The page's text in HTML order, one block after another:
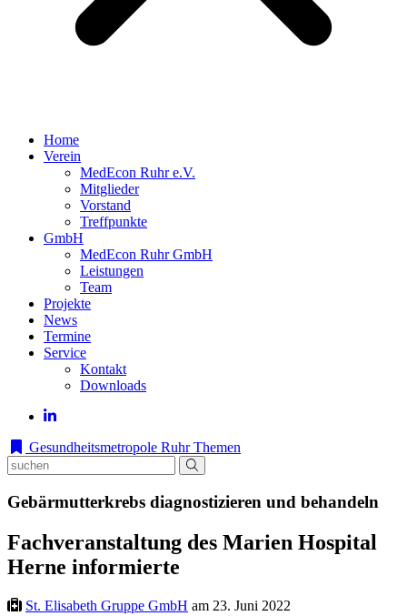
Home
Verein
MedEcon Ruhr e.V.
Mitglieder
Vorstand
Treffpunkte
GmbH
MedEcon Ruhr GmbH
Leistungen
Team
Projekte
News
Termine
Service
Kontakt
Downloads
Gesundheitsmetropole Ruhr Themen
Gebärmutterkrebs diagnostizieren und behandeln
Fachveranstaltung des Marien Hospital
Herne informierte
St. Elisabeth Gruppe GmbH am 23. Juni 2022